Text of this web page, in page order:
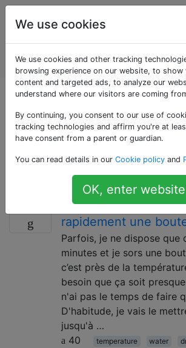
Astuces
pour la vie
de tous
les jours
Questions
«temperature»
Hacks liés au réchauffement ou au
personnes, d'endroits ou de choses.
Comment puis-je
rapidement une
Parfois, je ne dispose que
minutes et je sors une
c’est près de la
besoin que ça soit
n'ai pas le temps de faire
D'habitude, je vais le
jusqu'à …
40
temperature water
We use cookies
We use cookies and other tracking
browsing experience on our website, to show
content and targeted ads, to analyze our
understand where our visitors are coming
By continuing, you consent to our use of
tracking technologies and affirm you're at
have consent from a parent or guardian.
You can read details in our Cookie policy and
OK, enter